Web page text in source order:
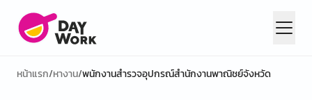
หน้าแรก/หางาน/พนักงานสำรวจอุปกรณ์สำนักงานพาณิชย์จังหวัด